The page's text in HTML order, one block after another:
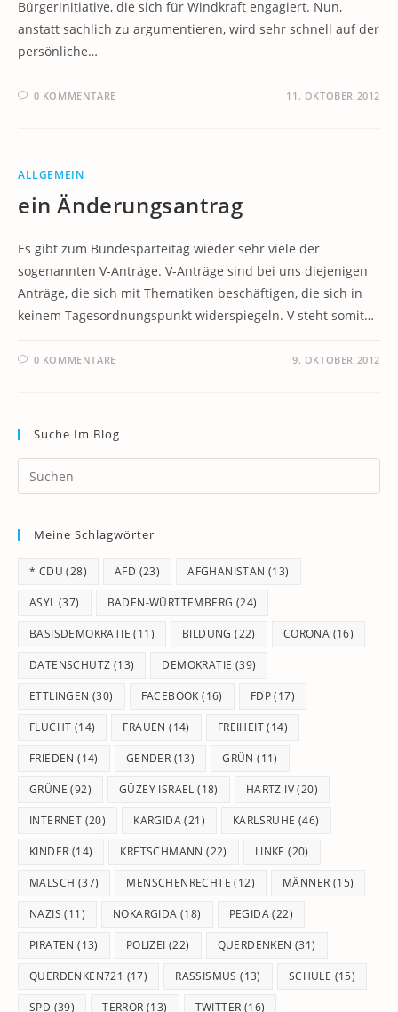
Bürgerinitiative, die sich für Windkraft engagiert. Nun,
anstatt sachlich zu argumentieren, wird sehr schnell auf der
persönliche…
0 KOMMENTARE 11. OKTOBER 2012
ALLGEMEIN
ein Änderungsantrag
Es gibt zum Bundesparteitag wieder sehr viele der
sogenannten V-Anträge. V-Anträge sind bei uns diejenigen
Anträge, die sich mit Thematiken beschäftigen, die sich in
keinem Tagesordnungspunkt widerspiegeln. V steht somit…
0 KOMMENTARE 9. OKTOBER 2012
Suche Im Blog
Meine Schlagwörter
* CDU (28) AFD (23) AFGHANISTAN (13)
ASYL (37) BADEN-WÜRTTEMBERG (24)
BASISDEMOKRATIE (11) BILDUNG (22) CORONA (16)
DATENSCHUTZ (13) DEMOKRATIE (39)
ETTLINGEN (30) FACEBOOK (16) FDP(17)
FLUCHT (14) FRAUEN (14) FREIHEIT(14)
FRIEDEN (14) GENDER (13) GRÜN (11)
GRÜNE (92) GÜZEY ISRAEL (18) HARTZ IV(20)
INTERNET (20) KARGIDA(21) KARLSRUHE (46)
KINDER (14) KRETSCHMANN (22) LINKE (20)
MALSCH (37) MENSCHENRECHTE (12) MÄNNER (15)
NAZIS (11) NOKARGIDA (18) PEGIDA(22)
PIRATEN (13) POLIZEI (22) QUERDENKEN (31)
QUERDENKEN721 (17) RASSISMUS (13) SCHULE (15)
SPD (39) TERROR (13) TWITTER (16)